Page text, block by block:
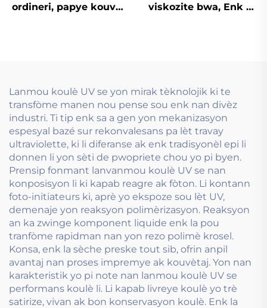
ordineri, papye kouvè
viskozite bwa, Enk a
Lanmou koulè UV se yon mirak tèknolojik ki te
transfòme manen nou pense sou enk nan divèz
industri. Ti tip enk sa a gen yon mekanizasyon
espesyal bazé sur rekonvalesans pa lèt travay
ultraviolette, ki li diferanse ak enk tradisyonèl epi li
donnen li yon sèti de pwopriete chou yo pi byen.
Prensip fonmant lanvanmou koulè UV se nan
konposisyon li ki kapab reagre ak fòton. Li kontann
foto-initiateurs ki, aprè yo ekspoze sou lèt UV,
demenaje yon reaksyon polimèrizasyon. Reaksyon
an ka zwinge komponent liquide enk la pou
tranfòme rapidman nan yon rezo polimè krosel.
Konsa, enk la sèche preske tout sib, ofrin anpil
avantaj nan proses impremye ak kouvètaj. Yon nan
karakteristik yo pi note nan lanmou koulè UV se
performans koulè li. Li kapab livreye koulè yo trè
satirize, vivan ak bon konservasyon koulè. Enk la